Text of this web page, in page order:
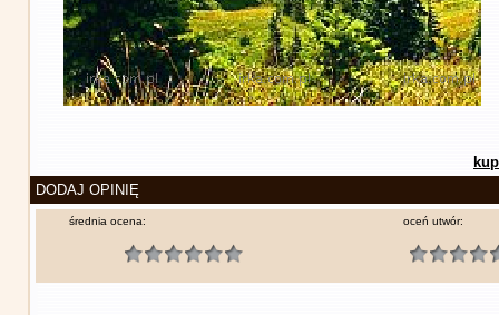
DODAJ OPINIĘ
średnia ocena: oceń utwór: